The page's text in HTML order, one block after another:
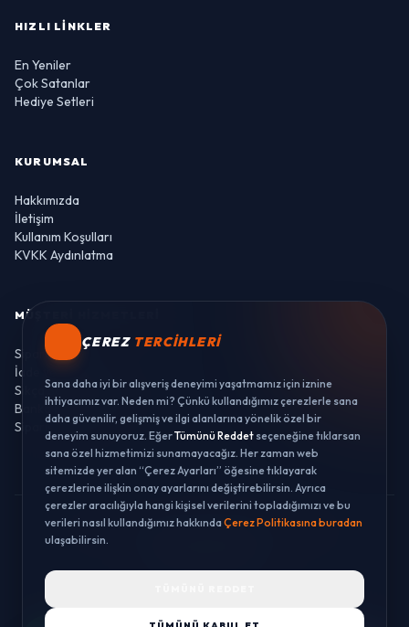
HIZLI LINKLER
En Yeniler
Çok Satanlar
Hediye Setleri
KURUMSAL
Hakkımızda
İletişim
Kullanım Koşulları
KVKK Aydınlatma
MÜŞTERI HIZMETLERI
Sipariş Takibi
İade ve Değişim
Sıkça Sorulan Sorular
Banka Hesaplarımız
Sipariş Takibi
© 2026 LUSTWAY. TÜM HAKLARI SAKLIDIR.
ÇEREZ TERCIHLERI
Sana daha iyi bir alışveriş deneyimi yaşatmamız için iznine
ihtiyacımız var. Neden mi? Çünkü kullandığımız çerezlerle sana
daha güvenilir, gelişmiş ve ilgi alanlarına yönelik özel bir
deneyim sunuyoruz. EğerTümünü Reddet seçeneğine tıklarsan
sana özel hizmetimizi sunamayacağız. Her zaman web
sitemizde yer alan “Çerez Ayarları” öğesine tıklayarak
çerezlerine ilişkin onay ayarlarını değiştirebilirsin. Ayrıca
çerezler aracılığıyla hangi kişisel verilerini topladığımızı ve bu
verileri nasıl kullandığımız hakkındaÇerez Politikasına buradan
ulaşabilirsin.